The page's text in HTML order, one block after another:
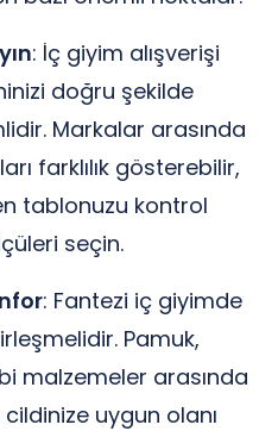
: İç giyim alışverişi
doğru şekilde
Markalar arasında
farklılık gösterebilir,
tablonuzu kontrol
seçin.
: Fantezi iç giyimde
Pamuk,
malzemeler arasında
uygun olanı